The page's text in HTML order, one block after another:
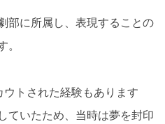
部に所属し、表現することの
トされた経験もあります
ていたため、当時は夢を封印